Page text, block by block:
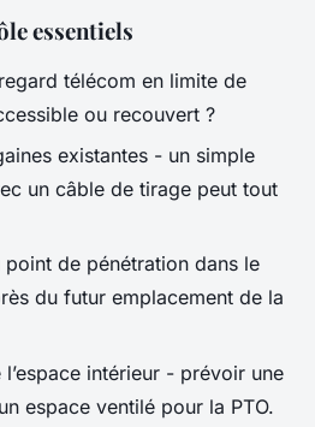
essentiels
télécom en limite de
ou recouvert ?
existantes - un simple
un câble de tirage peut tout
point de pénétration dans le
du futur emplacement de la
intérieur - prévoir une
espace ventilé pour la PTO.